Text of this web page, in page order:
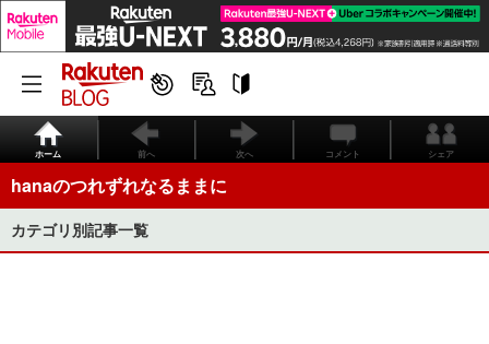
ホーム 前へ 次へ コメント シェア
hanaのつれずれなるままに
カテゴリ別記事一覧